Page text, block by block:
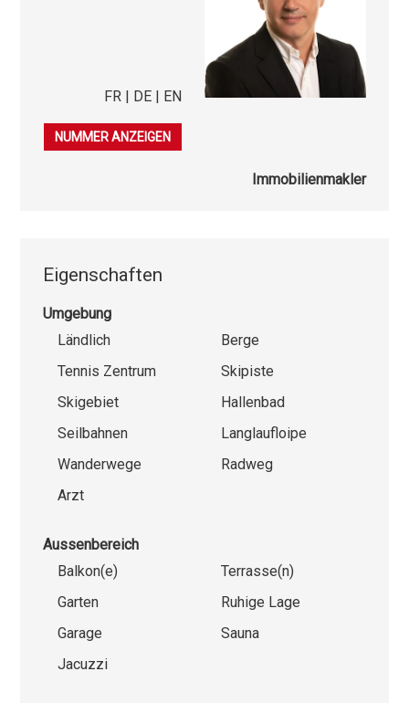
FR | DE | EN
079 276 23 45
NUMMER ANZEIGEN
Immobilienmakler
Eigenschaften
Umgebung
Ländlich
Berge
Tennis Zentrum
Skipiste
Skigebiet
Hallenbad
Seilbahnen
Langlaufloipe
Wanderwege
Radweg
Arzt
Aussenbereich
Balkon(e)
Terrasse(n)
Garten
Ruhige Lage
Garage
Sauna
Jacuzzi